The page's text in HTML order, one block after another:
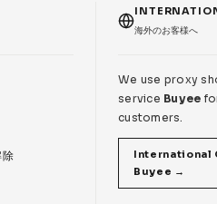
除
海外のお客様へ
We use proxy
service Buyee
customers.
International
Buyee →